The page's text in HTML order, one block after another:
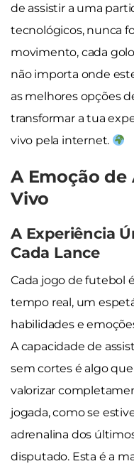
de assistir a uma
tecnológicos, nunca
movimento, cada
não importa onde
as melhores opções
transformar a tua
vivo pela internet.
A Emoção de
Vivo
A Experiência
Cada Lance
Cada jogo de futebol
tempo real, um
habilidades e
A capacidade de
sem cortes é algo
valorizar
jogada, como se
adrenalina dos
disputado. Esta é a